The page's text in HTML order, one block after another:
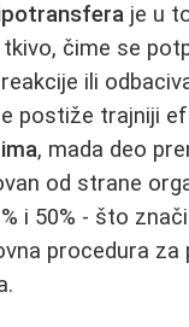
je u
čime se
ili
postiže trajniji
, mada deo
od strane
i 50% - što
procedura za